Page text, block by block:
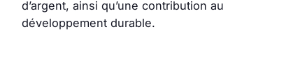
d’argent, ainsi qu’une contribution au
développement durable.